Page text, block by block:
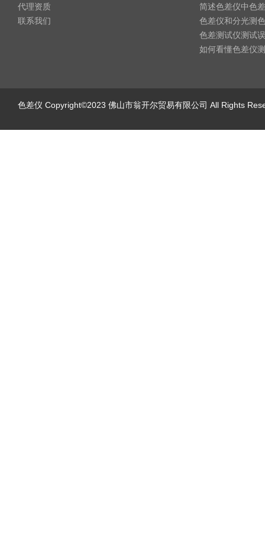
代理资质
联系我们
简述色差仪中色
色差仪和分光测
色差测试仪测试
如何看懂色差仪
色差仪 Copyright©2023 佛山市翁开尔贸易有限公司 All Rights